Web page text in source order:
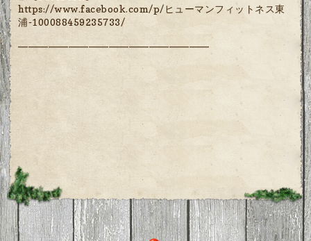
https://www.facebook.com/p/ヒューマンフィットネス東
浦-100088459235733/
━━━━━━━━━━━━━━━━━━━